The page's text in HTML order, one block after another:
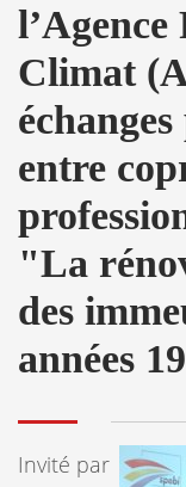
Climat
entre
"La
des
années
Invité par